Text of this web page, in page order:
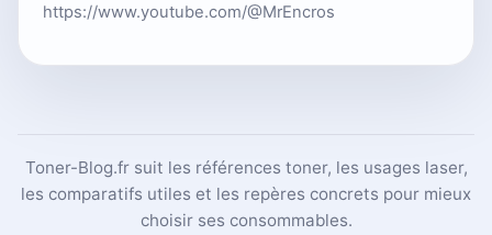
https://www.youtube.com/@MrEncros
Toner-Blog.fr suit les références toner, les usages laser,
les comparatifs utiles et les repères concrets pour mieux
choisir ses consommables.